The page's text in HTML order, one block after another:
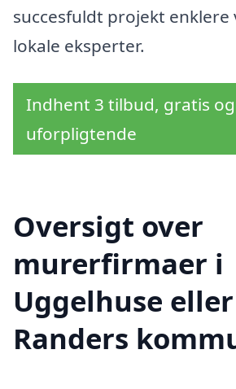
succesfuldt projekt
lokale eksperter.
Indhent 3 tilbud, gratis og
uforpligtende
Oversigt over
murerfirmaer i
Uggelhuse
Randers